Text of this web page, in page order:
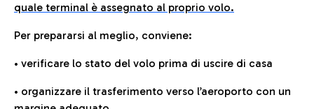
quale terminal è assegnato al proprio volo.
Per prepararsi al meglio, conviene:
• verificare lo stato del volo prima di uscire di casa
• organizzare il trasferimento verso l’aeroporto con un